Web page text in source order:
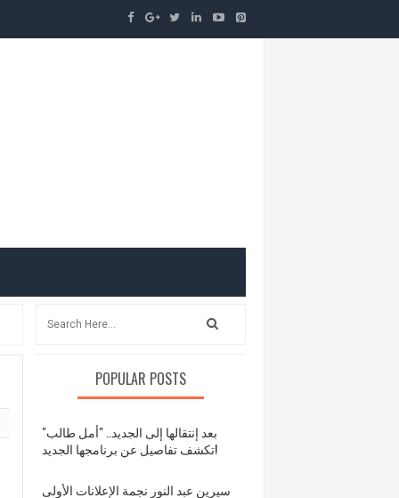
POPULAR POSTS
بعد إنتقالها إلى الجديد.. "أمل طالب"
تكشف تفاصيل عن برنامجها الجديد!
سيرين عبد النور نجمة الإعلانات الأولى